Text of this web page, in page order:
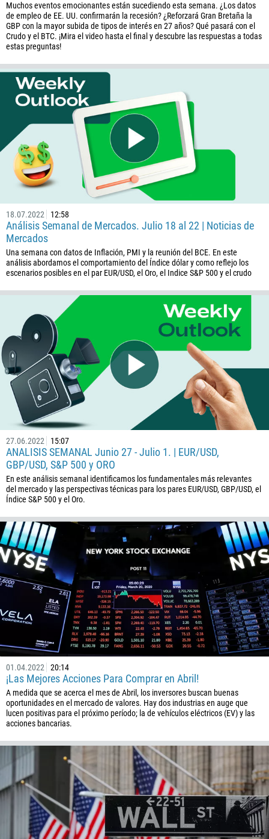
Muchos eventos emocionantes están sucediendo esta semana. ¿Los datos
de empleo de EE. UU. confirmarán la recesión? ¿Reforzará Gran Bretaña la
GBP con la mayor subida de tipos de interés en 27 años? Qué pasará con el
Crudo y el BTC. ¡Mira el video hasta el final y descubre las respuestas a todas
estas preguntas!
18.07.2022 12:58
Análisis Semanal de Mercados. Julio 18 al 22 | Noticias de
Mercados
Una semana con datos de Inflación, PMI y la reunión del BCE. En este
análisis abordamos el comportamiento del Índice dólar y como reflejo los
escenarios posibles en el par EUR/USD, el Oro, el Indice S&P 500 y el crudo
27.06.2022 15:07
ANALISIS SEMANAL Junio 27 - Julio 1. | EUR/USD,
GBP/USD, S&P 500 y ORO
En este análisis semanal identificamos los fundamentales más relevantes
del mercado y las perspectivas técnicas para los pares EUR/USD, GBP/USD, el
Índice S&P 500 y el Oro.
01.04.2022 20:14
¡Las Mejores Acciones Para Comprar en Abril!
A medida que se acerca el mes de Abril, los inversores buscan buenas
oportunidades en el mercado de valores. Hay dos industrias en auge que
lucen positivas para el próximo período; la de vehículos eléctricos (EV) y las
acciones bancarias.
Callback
Número telefónico
1